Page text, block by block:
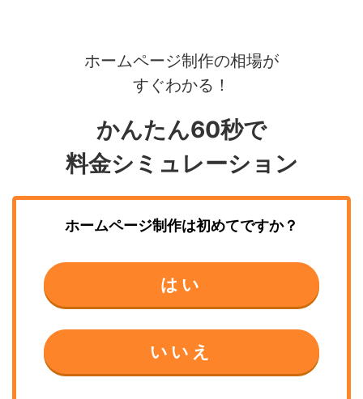
ホームページ制作の相場が
すぐわかる！
かんたん60秒で
料金シミュレーション
ホームページ制作は初めてですか？
はい
いいえ